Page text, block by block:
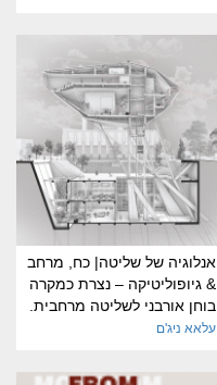
אנלוגיה של שליטה| כח, מרחב
& גיופוליטיקה – נצרת כמקרה
בוחן אורבני לשליטה מרחבית.
עלאא ניג'ם